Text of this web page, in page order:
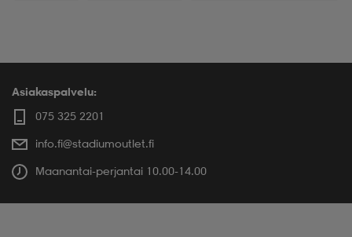
Asiakaspalvelu:
075 325 2201
info.fi@stadiumoutlet.fi
Maanantai-perjantai 10.00-14.00